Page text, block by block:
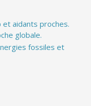
et aidants proches.
globale.
fossiles et